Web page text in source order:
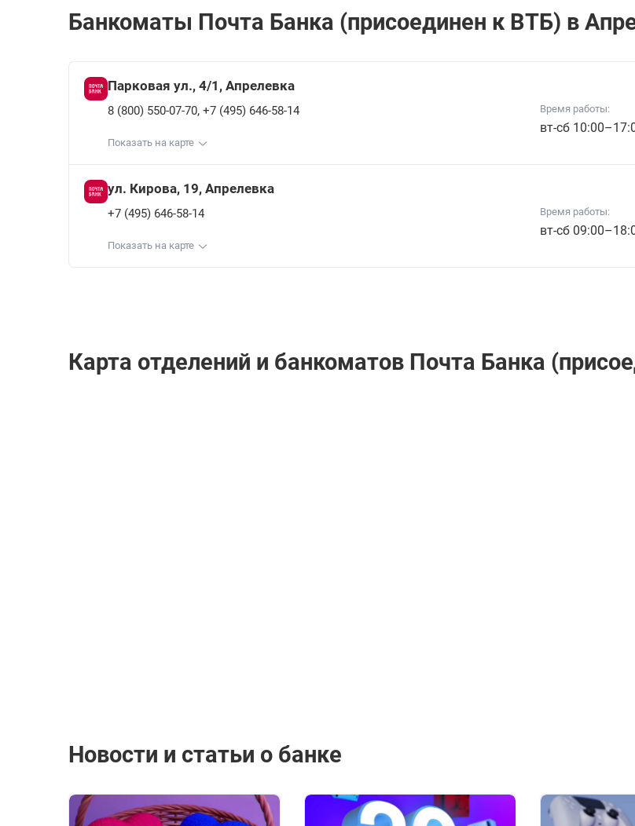
Банкоматы Почта Банкa (присоединен к ВТБ) в
Парковая ул., 4/1, Апрелевка
8 (800) 550-07-70, +7 (495) 646-58-14 Время работы:
вт-сб
Показать на карте
ул. Кирова, 19, Апрелевка
+7 (495) 646-58-14 Время работы:
вт-сб
Показать на карте
Карта отделений и банкоматов Почта Банкa
Новости и статьи о банке